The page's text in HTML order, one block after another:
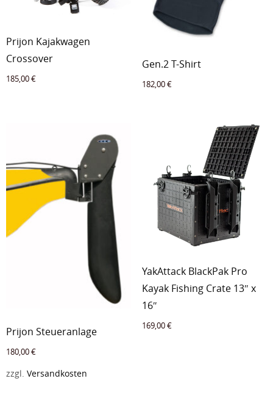
Prijon Kajakwagen
Crossover
185,00€
Gen.2 T-Shirt
182,00€
Prijon Steueranlage
180,00€
zzgl. Versandkosten
YakAttack BlackPak Pro
Kayak Fishing Crate 13″ x
16″
169,00€